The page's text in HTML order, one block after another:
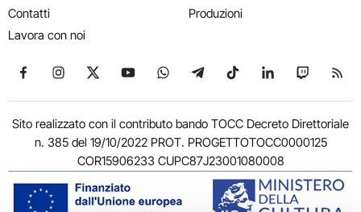
Contatti
Lavora con noi
Produzioni
Seguici su Facebook
Seguici su Instagram
Seguici su X
Seguici su YouTube
Seguici su WhatsApp
Seguici su Telegram
Seguici su TikTok
Seguici su
Seguici
Sito realizzato con il contributo bando TOCC Decreto Direttoriale
n. 385 del 19/10/2022 PROT. PROGETTOTOCC0000125
COR15906233 CUPC87J23001080008